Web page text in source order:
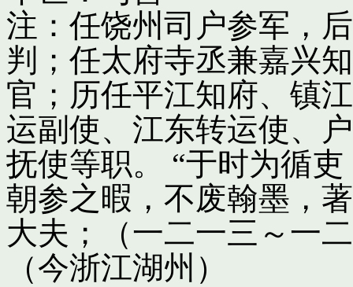
注：任饶州司户参军，
判；任太府寺丞兼嘉兴
官；历任平江知府、镇
运副使、江东转运使、
抚使等职。 “于时为循
朝参之暇，不废翰墨，
大夫；（一二一三～一
（今浙江湖州）